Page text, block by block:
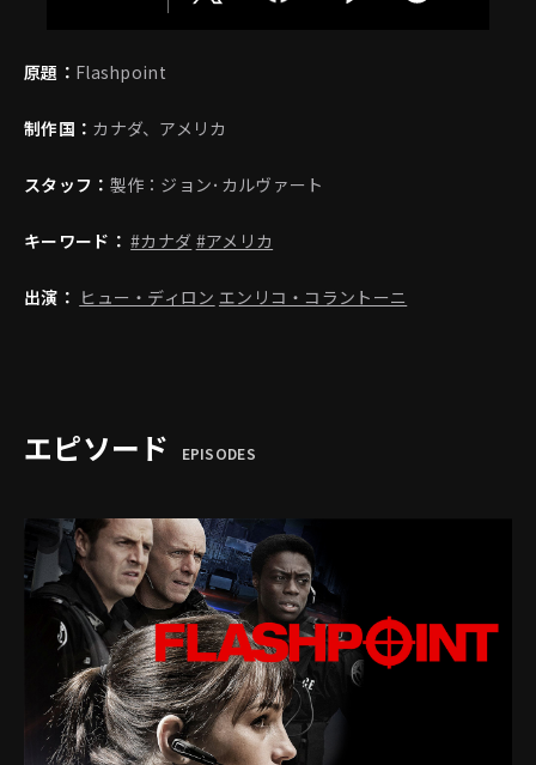
原題： Flashpoint
制作国： カナダ、アメリカ
スタッフ： 製作：ジョン･カルヴァート
キーワード： #カナダ #アメリカ
出演： ヒュー・ディロン エンリコ・コラントーニ
エピソード EPISODES